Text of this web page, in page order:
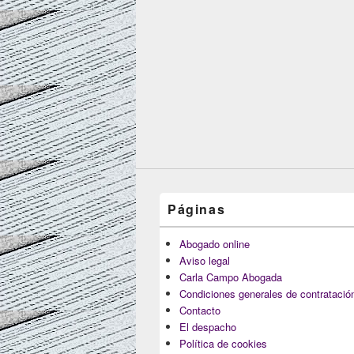
Páginas
Abogado online
Aviso legal
Carla Campo Abogada
Condiciones generales de
Contacto
El despacho
Política de cookies